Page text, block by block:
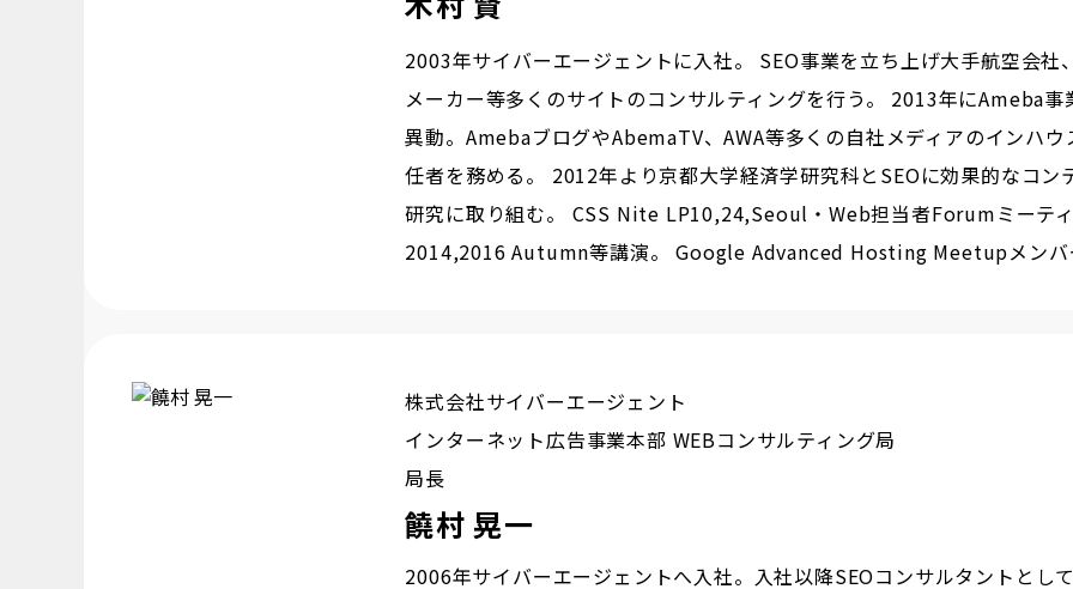
2003年サイバーエージェントに入社。 SEO事業を立ち上げ大手航空会社
メーカー等多くのサイトのコンサルティングを行う。 2013年にAmeba事
異動。AmebaブログやAbemaTV、AWA等多くの自社メディアのインハウ
任者を務める。 2012年より京都大学経済学研究科とSEOに効果的なコン
研究に取り組む。 CSS Nite LP10,24,Seoul・Web担当者Forumミーテ
2014,2016 Autumn等講演。 Google Advanced Hosting Meetupメンバ
株式会社サイバーエージェント
インターネット広告事業本部 WEBコンサルティング局
局長
饒村 晃一
2006年サイバーエージェントへ入社。入社以降SEOコンサルタントとし